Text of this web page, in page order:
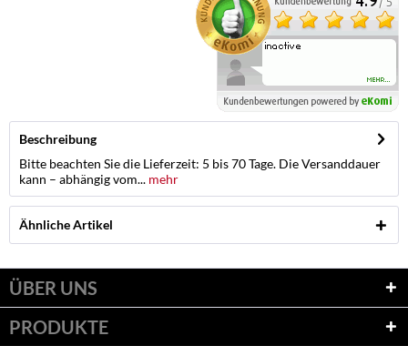
Beschreibung
Bitte beachten Sie die Lieferzeit: 5 bis 70 Tage. Die Versanddauer
kann – abhängig vom... mehr
Ähnliche Artikel
ÜBER UNS
PRODUKTE